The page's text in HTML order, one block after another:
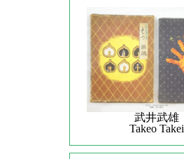
武井武雄
Takeo Takei